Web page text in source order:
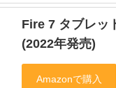
Fire 7 タブレッ
(2022年発売)